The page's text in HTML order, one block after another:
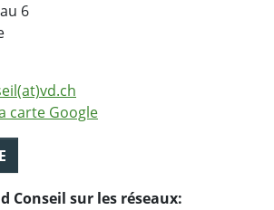
6
Suisse
carte Google
Conseil sur les réseaux: